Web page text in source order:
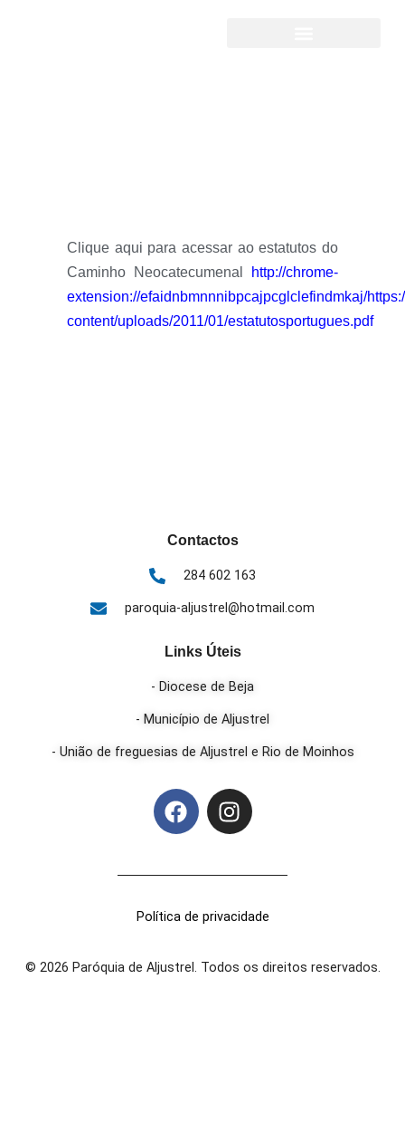
Clique aqui para acessar ao estatutos do
Caminho Neocatecumenal
http://chrome-
extension://efaidnbmnnnibpcajpcglclefindmkaj/
content/uploads/2011/01/estatutosportugues.pdf
Contactos
284 602 163
paroquia-aljustrel@hotmail.com
Links Úteis
- Diocese de Beja
- Município de Aljustrel
- União de freguesias de Aljustrel e Rio de Moinhos
Política de privacidade
© 2026 Paróquia de Aljustrel. Todos os direitos reservados.